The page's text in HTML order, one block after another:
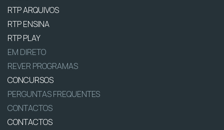
RTP ARQUIVOS
RTP ENSINA
RTP PLAY
EM DIRETO
REVER PROGRAMAS
CONCURSOS
PERGUNTAS FREQUENTES
CONTACTOS
CONTACTOS